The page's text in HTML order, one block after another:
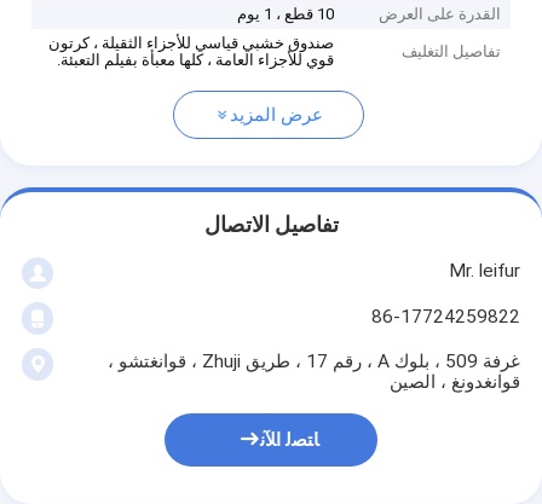
القدرة على العرض
10 قطع ، 1 يوم
تفاصيل التغليف
صندوق خشبي قياسي للأجزاء الثقيلة ، كرتون
قوي للأجزاء العامة ، كلها معبأة بفيلم التعبئة.
عرض المزيد
تفاصيل الاتصال
Mr. leifur
86-17724259822
غرفة 509 ، بلوك A ، رقم 17 ، طريق Zhuji ، قوانغتشو ،
قوانغدونغ ، الصين
ﺎﺘﺼﻟ ﺍﻶﻧ